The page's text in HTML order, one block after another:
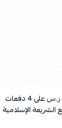
على4دفعات
الشريعة الإسلامية